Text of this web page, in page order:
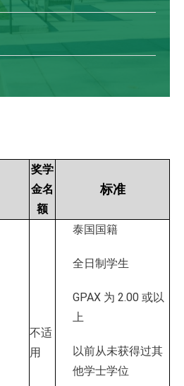
奖学
金名
额
标准
不适
用
泰国国籍
全日制学生
GPAX 为 2.00 或以
上
以前从未获得过其
他学士学位